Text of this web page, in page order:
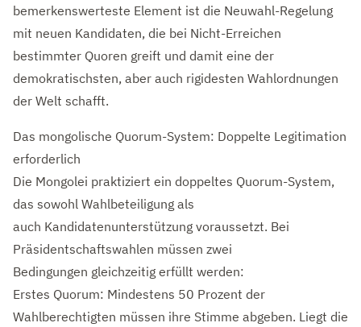
bemerkenswerteste Element ist die Neuwahl-Regelung
mit neuen Kandidaten, die bei Nicht-Erreichen
bestimmter Quoren greift und damit eine der
demokratischsten, aber auch rigidesten Wahlordnungen
der Welt schafft.
Das mongolische Quorum-System: Doppelte Legitimation
erforderlich
Die Mongolei praktiziert ein doppeltes Quorum-System,
das sowohl Wahlbeteiligung als
auch Kandidatenunterstützung voraussetzt. Bei
Präsidentschaftswahlen müssen zwei
Bedingungen gleichzeitig erfüllt werden:
Erstes Quorum: Mindestens 50 Prozent der
Wahlberechtigten müssen ihre Stimme abgeben. Liegt die